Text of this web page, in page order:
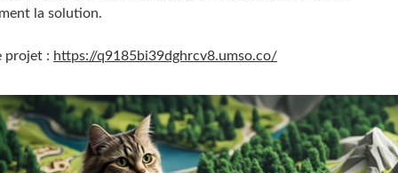
la solution.
projet : https://q9185bi39dghrcv8.umso.co/